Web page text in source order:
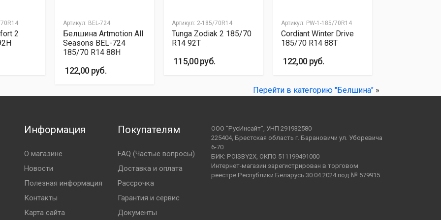
ненаправленный
по Беларуси:
3-4 шины - 25 рублей
при получении (карты рассрочек не поддерживаются)
течение 1-2 рабочих дней.
от количества шин
точного времени и места доставки.
г. Барановичи).
2
Артикул: BEL-724
Белшина Artmotion All
Seasons BEL-724
185/70 R14 88H
122,00 руб.
Артикул: 2-185/70R14
Tunga Zodiak 2 185/70
R14 92T
115,00 руб.
Артикул: PW-1-185/70R14
Cordiant Winter Drive
185/70 R14 88T
122,00 руб.
Перейти в категорию "Белшина" »
Информация
О магазине
Новости
Полезная информация
Контакты
Карта сайта
Покупателям
FAQ (Частые вопросы)
Доставка и оплата
Рассрочка
Гарантия и сервис
Документы
ООО "РусИнсайт", УНП 291932580
225404, Брестская область г. Барановичи ул. Уборевича
6-70
БИК: POISBY2X, ОКПО 511199491000
Интернет-магазин зарегистрирован в торговом
реестре Республики Беларусь 30.04.2024 под № 579915